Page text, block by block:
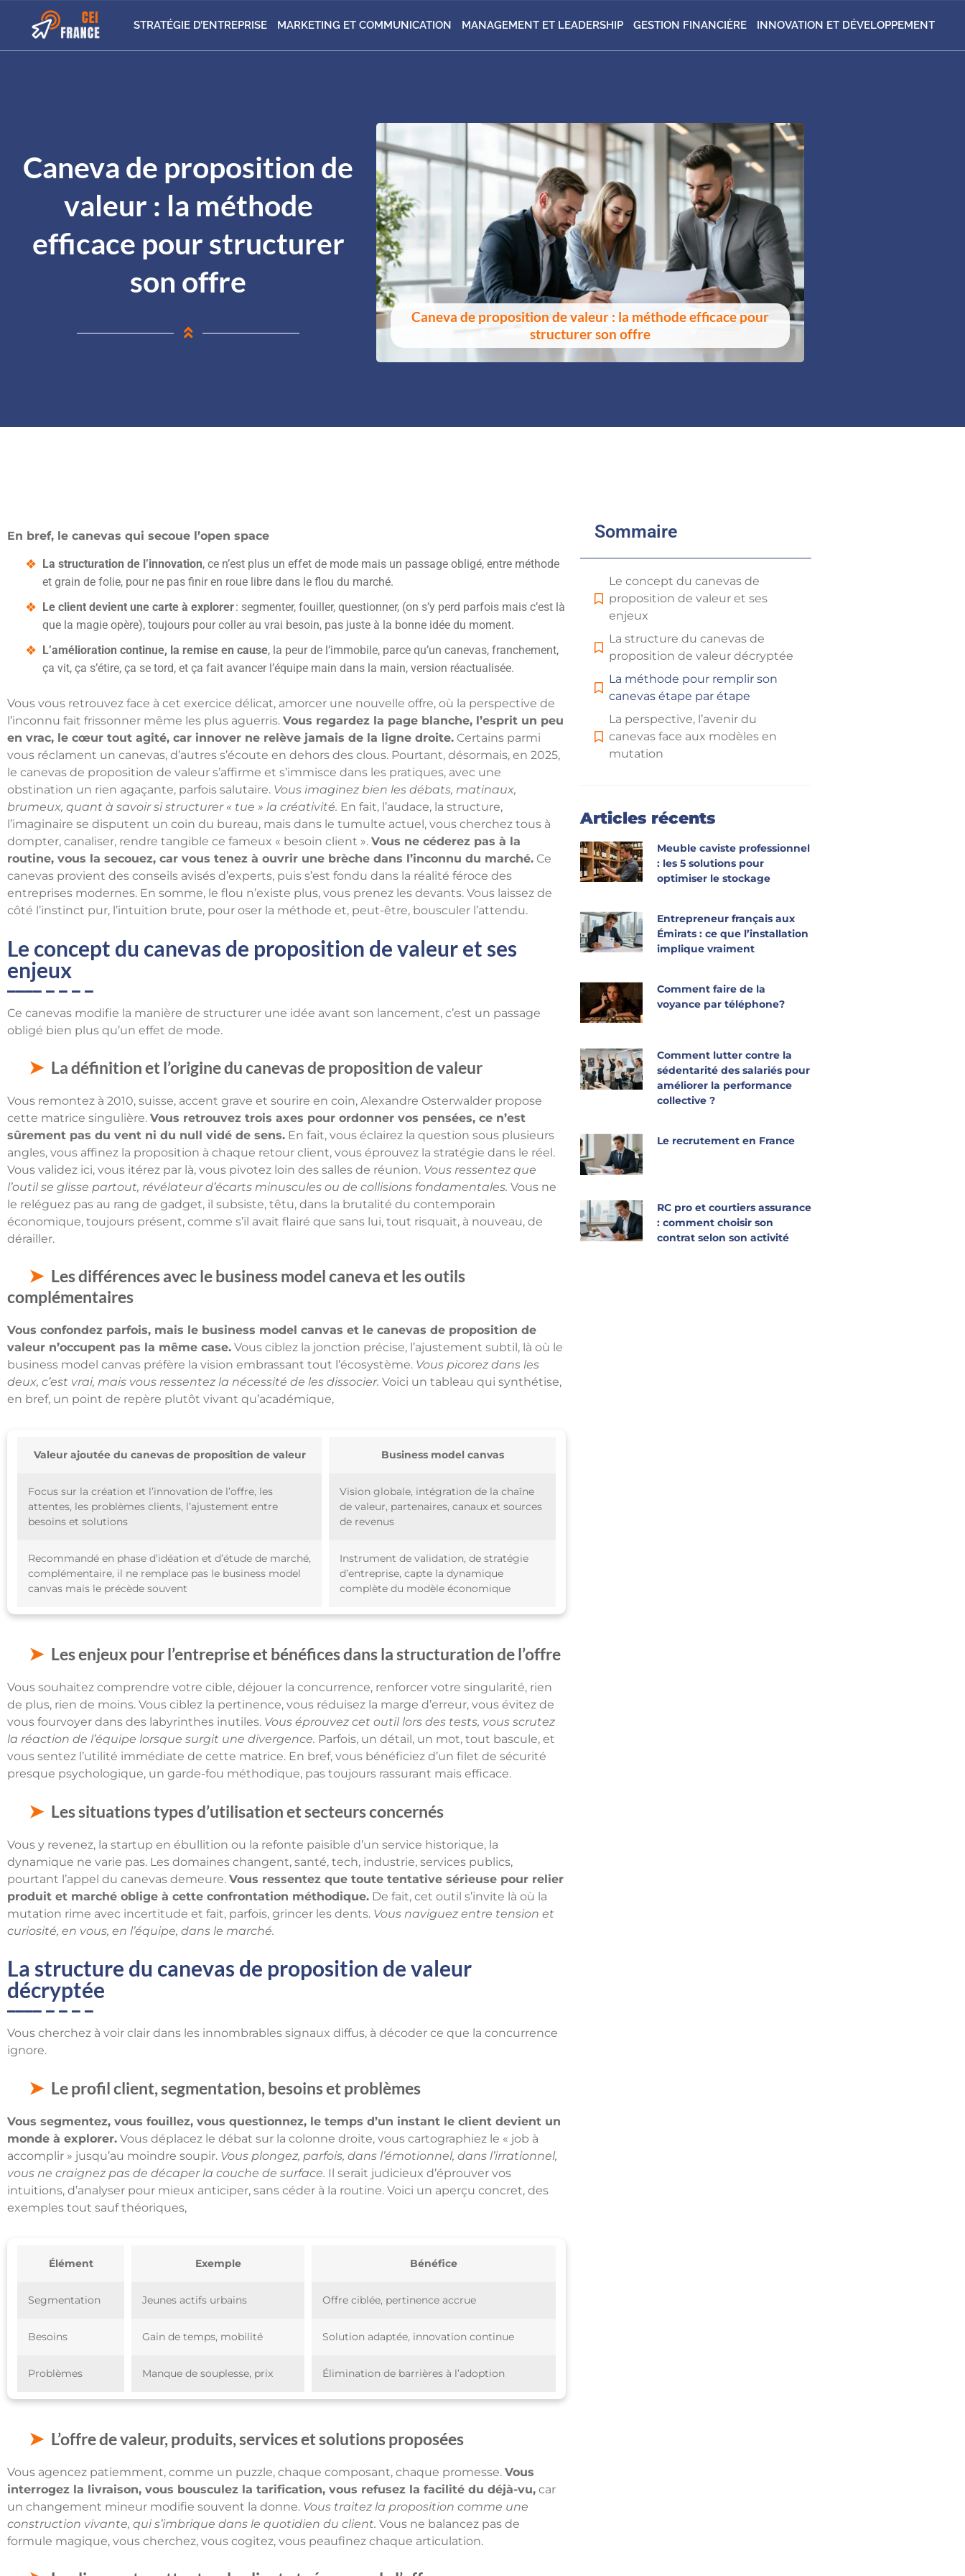
STRATÉGIE D’ENTREPRISE MARKETING ET COMMUNICATION MANAGEMENT ET LEADERSHIP GESTION FINANCIÈRE INNOVATION ET DÉVELOPPEMENT
Caneva de proposition de
valeur : la méthode
efficace pour structurer
son offre
Caneva de proposition de valeur : la méthode efficace pour
structurer son offre
En bref, le canevas qui secoue l’open space
La structuration de l’innovation, ce n’est plus un effet de mode mais un passage obligé, entre méthode
et grain de folie, pour ne pas finir en roue libre dans le flou du marché.
Le client devient une carte à explorer: segmenter, fouiller, questionner, (on s’y perd parfois mais c’est là
que la magie opère), toujours pour coller au vrai besoin, pas juste à la bonne idée du moment.
L’amélioration continue, la remise en cause, la peur de l’immobile, parce qu’un canevas, franchement,
ça vit, ça s’étire, ça se tord, et ça fait avancer l’équipe main dans la main, version réactualisée.
Vous vous retrouvez face à cet exercice délicat, amorcer une nouvelle offre, où la perspective de
l’inconnu fait frissonner même les plus aguerris. Vous regardez la page blanche, l’esprit un peu
en vrac, le cœur tout agité, car innover ne relève jamais de la ligne droite. Certains parmi
vous réclament un canevas, d’autres s’écoute en dehors des clous. Pourtant, désormais, en 2025,
le canevas de proposition de valeur s’affirme et s’immisce dans les pratiques, avec une
obstination un rien agaçante, parfois salutaire. Vous imaginez bien les débats, matinaux,
brumeux, quant à savoir si structurer « tue » la créativité. En fait, l’audace, la structure,
l’imaginaire se disputent un coin du bureau, mais dans le tumulte actuel, vous cherchez tous à
dompter, canaliser, rendre tangible ce fameux « besoin client ». Vous ne céderez pas à la
routine, vous la secouez, car vous tenez à ouvrir une brèche dans l’inconnu du marché. Ce
canevas provient des conseils avisés d’experts, puis s’est fondu dans la réalité féroce des
entreprises modernes. En somme, le flou n’existe plus, vous prenez les devants. Vous laissez de
côté l’instinct pur, l’intuition brute, pour oser la méthode et, peut-être, bousculer l’attendu.
Le concept du canevas de proposition de valeur et ses
enjeux
Ce canevas modifie la manière de structurer une idée avant son lancement, c’est un passage
obligé bien plus qu’un effet de mode.
La définition et l’origine du canevas de proposition de valeur
Vous remontez à 2010, suisse, accent grave et sourire en coin, Alexandre Osterwalder propose
cette matrice singulière. Vous retrouvez trois axes pour ordonner vos pensées, ce n’est
sûrement pas du vent ni du null vidé de sens. En fait, vous éclairez la question sous plusieurs
angles, vous affinez la proposition à chaque retour client, vous éprouvez la stratégie dans le réel.
Vous validez ici, vous itérez par là, vous pivotez loin des salles de réunion. Vous ressentez que
l’outil se glisse partout, révélateur d’écarts minuscules ou de collisions fondamentales. Vous ne
le reléguez pas au rang de gadget, il subsiste, têtu, dans la brutalité du contemporain
économique, toujours présent, comme s’il avait flairé que sans lui, tout risquait, à nouveau, de
dérailler.
Les différences avec le business model caneva et les outils
complémentaires
Vous confondez parfois, mais le business model canvas et le canevas de proposition de
valeur n’occupent pas la même case. Vous ciblez la jonction précise, l’ajustement subtil, là où le
business model canvas préfère la vision embrassant tout l’écosystème. Vous picorez dans les
deux, c’est vrai, mais vous ressentez la nécessité de les dissocier. Voici un tableau qui synthétise,
en bref, un point de repère plutôt vivant qu’académique,
Valeur ajoutée du canevas de proposition de valeur Business model canvas
Focus sur la création et l’innovation de l’offre, les
attentes, les problèmes clients, l’ajustement entre
besoins et solutions
Vision globale, intégration de la chaîne
de valeur, partenaires, canaux et sources
de revenus
Recommandé en phase d’idéation et d’étude de marché,
complémentaire, il ne remplace pas le business model
canvas mais le précède souvent
Instrument de validation, de stratégie
d’entreprise, capte la dynamique
complète du modèle économique
Les enjeux pour l’entreprise et bénéfices dans la structuration de l’offre
Vous souhaitez comprendre votre cible, déjouer la concurrence, renforcer votre singularité, rien
de plus, rien de moins. Vous ciblez la pertinence, vous réduisez la marge d’erreur, vous évitez de
vous fourvoyer dans des labyrinthes inutiles. Vous éprouvez cet outil lors des tests, vous scrutez
la réaction de l’équipe lorsque surgit une divergence. Parfois, un détail, un mot, tout bascule, et
vous sentez l’utilité immédiate de cette matrice. En bref, vous bénéficiez d’un filet de sécurité
presque psychologique, un garde-fou méthodique, pas toujours rassurant mais efficace.
Les situations types d’utilisation et secteurs concernés
Vous y revenez, la startup en ébullition ou la refonte paisible d’un service historique, la
dynamique ne varie pas. Les domaines changent, santé, tech, industrie, services publics,
pourtant l’appel du canevas demeure. Vous ressentez que toute tentative sérieuse pour relier
produit et marché oblige à cette confrontation méthodique. De fait, cet outil s’invite là où la
mutation rime avec incertitude et fait, parfois, grincer les dents. Vous naviguez entre tension et
curiosité, en vous, en l’équipe, dans le marché.
La structure du canevas de proposition de valeur
décryptée
Vous cherchez à voir clair dans les innombrables signaux diffus, à décoder ce que la concurrence
ignore.
Le profil client, segmentation, besoins et problèmes
Vous segmentez, vous fouillez, vous questionnez, le temps d’un instant le client devient un
monde à explorer. Vous déplacez le débat sur la colonne droite, vous cartographiez le « job à
accomplir » jusqu’au moindre soupir. Vous plongez, parfois, dans l’émotionnel, dans l’irrationnel,
vous ne craignez pas de décaper la couche de surface. Il serait judicieux d’éprouver vos
intuitions, d’analyser pour mieux anticiper, sans céder à la routine. Voici un aperçu concret, des
exemples tout sauf théoriques,
Élément Exemple Bénéfice
Segmentation Jeunes actifs urbains Offre ciblée, pertinence accrue
Besoins Gain de temps, mobilité Solution adaptée, innovation continue
Problèmes Manque de souplesse, prix Élimination de barrières à l’adoption
L’offre de valeur, produits, services et solutions proposées
Vous agencez patiemment, comme un puzzle, chaque composant, chaque promesse. Vous
interrogez la livraison, vous bousculez la tarification, vous refusez la facilité du déjà-vu, car
un changement mineur modifie souvent la donne. Vous traitez la proposition comme une
construction vivante, qui s’imbrique dans le quotidien du client. Vous ne balancez pas de
formule magique, vous cherchez, vous cogitez, vous peaufinez chaque articulation.
Sommaire
Le concept du canevas de
proposition de valeur et ses
enjeux
La structure du canevas de
proposition de valeur décryptée
La méthode pour remplir son
canevas étape par étape
La perspective, l’avenir du
canevas face aux modèles en
mutation
Articles récents
Meuble caviste professionnel
: les 5 solutions pour
optimiser le stockage
Entrepreneur français aux
Émirats : ce que l’installation
implique vraiment
Comment faire de la
voyance par téléphone?
Comment lutter contre la
sédentarité des salariés pour
améliorer la performance
collective ?
Le recrutement en France
RC pro et courtiers assurance
: comment choisir son
contrat selon son activité